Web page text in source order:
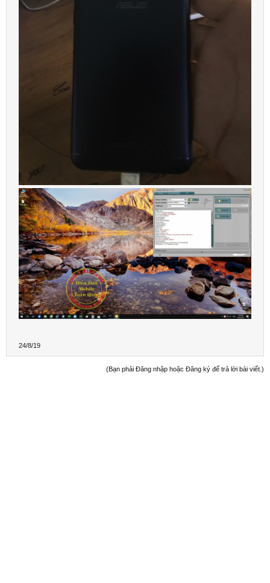
24/8/19
(Bạn phải Đăng nhập hoặc Đăng ký để trả lời bài viết.)